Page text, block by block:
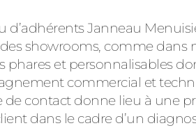
d’adhérents Janneau
showrooms, comme dans
et personnalisables
commercial et
contact donne lieu à une
dans le cadre d’un